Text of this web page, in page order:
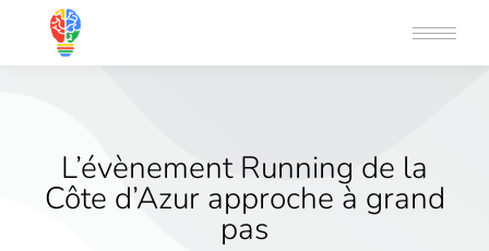
L’évènement Running de la
Côte d’Azur approche à grand
pas